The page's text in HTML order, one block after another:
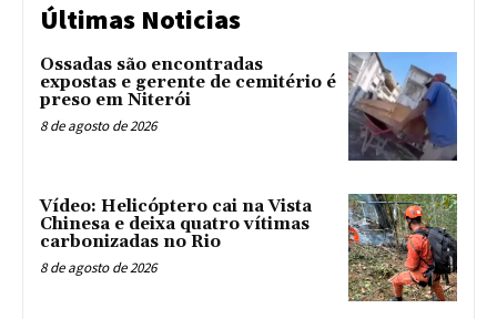
Últimas Noticias
Ossadas são encontradas
expostas e gerente de cemitério é
preso em Niterói
8 de agosto de 2026
Vídeo: Helicóptero cai na Vista
Chinesa e deixa quatro vítimas
carbonizadas no Rio
8 de agosto de 2026